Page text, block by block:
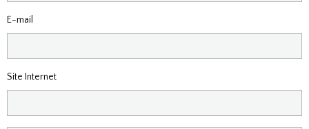
E-mail
Site Internet